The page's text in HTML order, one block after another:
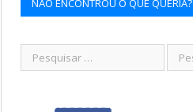
NÃO ENCONTROU O QUE QUERIA?